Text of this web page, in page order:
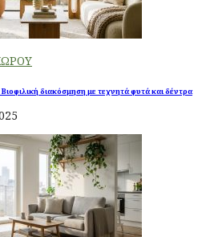
διακόσμηση με τεχνητά φυτά και δέντρα